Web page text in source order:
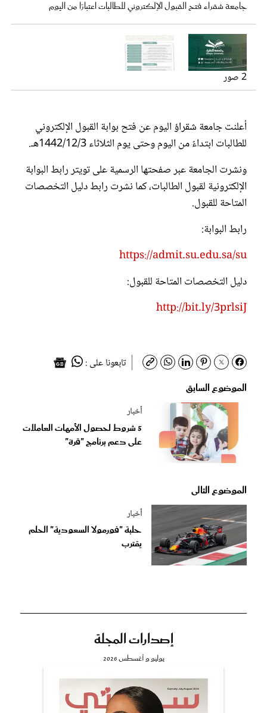
جامعة شقراء فتح القبول الإلكتروني للطالبات اعتبارًا من اليوم
جامعة شقراء فتح القبول الإلكتروني للطالبات اعتبارًا من اليوم
2 صور
أعلنت جامعة شقراؤ اليوم عن فتح بوابة القبول الإلكتروني
للطالبات ابتداءً من اليوم وحتى يوم الثلاثاء 1442/12/3هـ.
ونشرت الجامعة عبر صفحتها الرسمية على تويتر رابط البوابة
الإلكترونية لقبول الطالبات، كما نشرت رابط دليل التخصصات
المتاحة للقبول.
رابط البوابة:
https://admit.su.edu.sa/su
دليل التخصصات المتاحة للقبول:
http://bit.ly/3prlsiJ
تابعونا على :
الموضوع السابق
أخبار
5 شروط لحصول الأمهات العاملات
على دعم برنامج "قرة"
الموضوع التالى
أخبار
حلبة "فورمولا السعودية" الحلم
يقترب
إصدارات المجلة
يوليو و أغسطس 2026
عروس سيدتي
مجلة سيدتي